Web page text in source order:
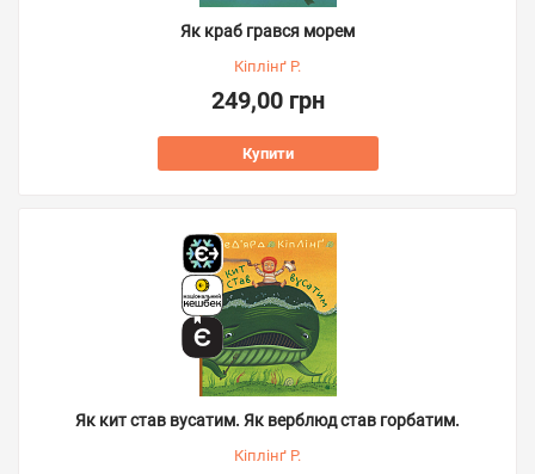
Як краб грався морем
Кіплінґ Р.
249,00 грн
Купити
Як кит став вусатим. Як верблюд став горбатим.
Кіплінґ Р.